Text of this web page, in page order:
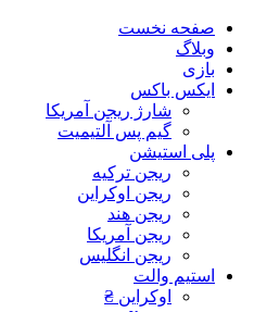
صفحه نخست
وبلاگ
بازی
ایکس باکس
شارژ ریجن آمریکا
گیم پس آلتیمیت
پلی استیشن
ریجن ترکیه
ریجن اوکراین
ریجن هند
ریجن آمریکا
ریجن انگلیس
استیم والت
اوکراین ₴